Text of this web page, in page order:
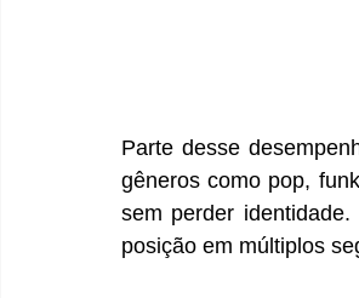
Parte desse
gêneros como pop,
sem perder
posição em múltiplos